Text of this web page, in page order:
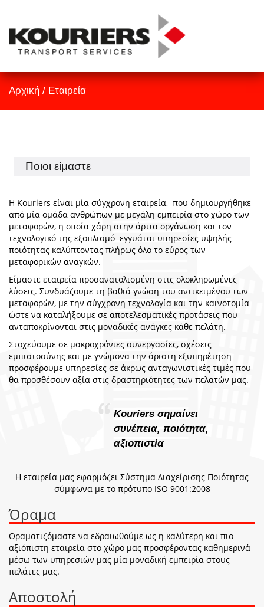
TrackID
Εταιρεία
Αρχική / Εταιρεία
Ποιοι είμαστε
Η Kouriers είναι μία σύγχρονη εταιρεία, που δημιουργήθηκε
από μία ομάδα ανθρώπων με μεγάλη εμπειρία στο χώρο των
μεταφορών, η οποία χάρη στην άρτια οργάνωση και τον
τεχνολογικό της εξοπλισμό εγγυάται υπηρεσίες υψηλής
ποιότητας καλύπτοντας πλήρως όλο το εύρος των
μεταφορικών αναγκών.
Είμαστε εταιρεία προσανατολισμένη στις ολοκληρωμένες
λύσεις. Συνδυάζουμε τη βαθιά γνώση του αντικειμένου των
μεταφορών, με την σύγχρονη τεχνολογία και την καινοτομία
ώστε να καταλήξουμε σε αποτελεσματικές προτάσεις που
ανταποκρίνονται στις μοναδικές ανάγκες κάθε πελάτη.
Στοχεύουμε σε μακροχρόνιες συνεργασίες, σχέσεις
εμπιστοσύνης και με γνώμονα την άριστη εξυπηρέτηση
προσφέρουμε υπηρεσίες σε άκρως ανταγωνιστικές τιμές που
θα προσθέσουν αξία στις δραστηριότητες των πελατών μας.
Kouriers σημαίνει
συνέπεια, ποιότητα,
αξιοπιστία
Η εταιρεία μας εφαρμόζει Σύστημα Διαχείρισης Ποιότητας
σύμφωνα με το πρότυπο ISO 9001:2008
Όραμα
Οραματιζόμαστε να εδραιωθούμε ως η καλύτερη και πιο
αξιόπιστη εταιρεία στο χώρο μας προσφέροντας καθημερινά
μέσω των υπηρεσιών μας μία μοναδική εμπειρία στους
πελάτες μας.
Αποστολή